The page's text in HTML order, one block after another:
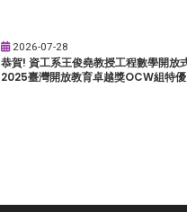
2026-07-28
恭賀! 資工系王俊堯教授工程數學開放
2025臺灣開放教育卓越獎OCW組特